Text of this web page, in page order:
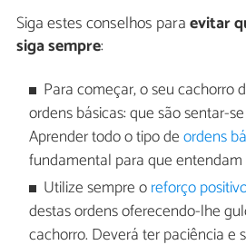
Siga estes conselhos paraevitar
siga sempre:
Para começar, o seu cachorro
ordens básicas: que são sentar-
Aprender todo o tipo deordens
fundamental para que
Utilize sempre oreforço
destas ordens oferecendo-lhe
cachorro. Deverá ter paciência e